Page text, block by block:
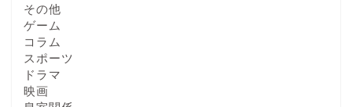
その他
ゲーム
コラム
スポーツ
ドラマ
映画